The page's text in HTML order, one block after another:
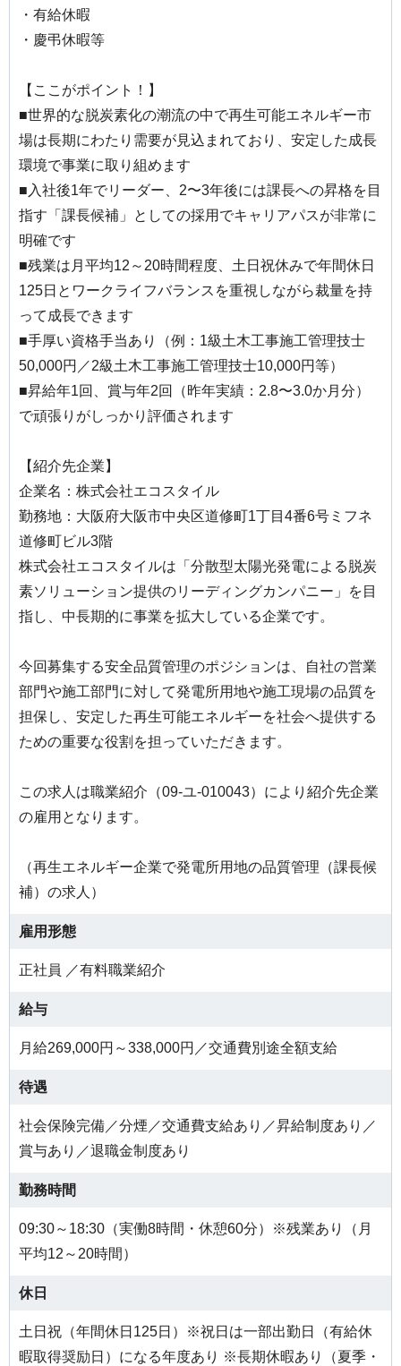
・有給休暇
・慶弔休暇等
【ここがポイント！】
■世界的な脱炭素化の潮流の中で再生可能エネルギー市
場は長期にわたり需要が見込まれており、安定した成長
環境で事業に取り組めます
■入社後1年でリーダー、2〜3年後には課長への昇格を目
指す「課長候補」としての採用でキャリアパスが非常に
明確です
■残業は月平均12～20時間程度、土日祝休みで年間休日
125日とワークライフバランスを重視しながら裁量を持
って成長できます
■手厚い資格手当あり（例：1級土木工事施工管理技士
50,000円／2級土木工事施工管理技士10,000円等）
■昇給年1回、賞与年2回（昨年実績：2.8〜3.0か月分）
で頑張りがしっかり評価されます
【紹介先企業】
企業名：株式会社エコスタイル
勤務地：大阪府大阪市中央区道修町1丁目4番6号ミフネ
道修町ビル3階
株式会社エコスタイルは「分散型太陽光発電による脱炭
素ソリューション提供のリーディングカンパニー」を目
指し、中長期的に事業を拡大している企業です。
今回募集する安全品質管理のポジションは、自社の営業
部門や施工部門に対して発電所用地や施工現場の品質を
担保し、安定した再生可能エネルギーを社会へ提供する
ための重要な役割を担っていただきます。
この求人は職業紹介（09-ユ-010043）により紹介先企業
の雇用となります。
（再生エネルギー企業で発電所用地の品質管理（課長候
補）の求人）
雇用形態
正社員 ／有料職業紹介
給与
月給269,000円～338,000円／交通費別途全額支給
待遇
社会保険完備／分煙／交通費支給あり／昇給制度あり／
賞与あり／退職金制度あり
勤務時間
09:30～18:30（実働8時間・休憩60分）※残業あり（月
平均12～20時間）
休日
土日祝（年間休日125日）※祝日は一部出勤日（有給休
暇取得奨励日）になる年度あり ※長期休暇あり（夏季・